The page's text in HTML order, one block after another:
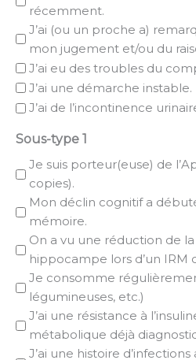
récemment.
J’ai (ou un proche a)
mon jugement et/ou du
J’ai eu des troubles du
J’ai une démarche instable.
J’ai de l’incontinence
Sous-type 1
Je suis porteur(euse) de
copies).
Mon déclin cognitif a
mémoire.
On a vu une réduction de
hippocampe lors d’un IRM
Je consomme
légumineuses, etc.)
J’ai une résistance à
métabolique déjà
J’ai une histoire